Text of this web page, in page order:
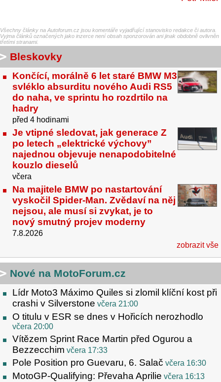
Všechny články na Autoforum.cz jsou komentáře vyjadřující stanovisko redakce či autora.
Vyjma článků označených jako inzerce není obsah sponzorován ani jinak obdobně ovlivněn
třetími stranami.
Bleskovky
Končící, morálně 6 let staré BMW M3
svléklo absurditu nového Audi RS5
do naha, ve sprintu ho rozdrtilo na
hadry
před 4 hodinami
Je vtipné sledovat, jak generace Z
po letech „elektrické výchovy”
najednou objevuje nenapodobitelné
kouzlo dieselů
včera
Na majitele BMW po nastartování
vyskočil Spider-Man. Zvědaví na něj
nejsou, ale musí si zvykat, je to
nový smutný projev moderny
7.8.2026
zobrazit vše
Nové na MotoForum.cz
Lídr Moto3 Máximo Quiles si zlomil klíční kost při
crashi v Silverstone včera 21:00
O titulu v ESR se dnes v Hořicích nerozhodlo
včera 20:00
Vítězem Sprint Race Martin před Ogurou a
Bezzecchim včera 17:33
Pole Position pro Guevaru, 6. Salač včera 16:30
MotoGP-Qualifying: Převaha Aprilie včera 16:13